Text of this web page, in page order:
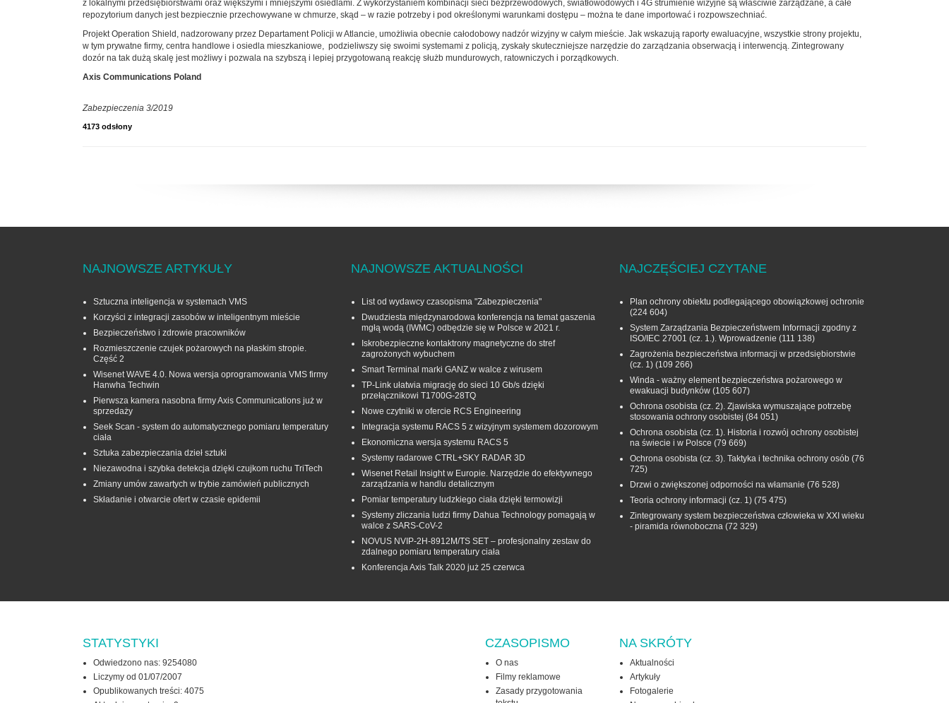
z lokalnymi przedsiębiorstwami oraz większymi i mniejszymi osiedlami. Z wykorzystaniem kombinacji sieci bezprzewodowych, światłowodowych i 4G strumienie wizyjne są właściwie zarządzane, a całe
repozytorium danych jest bezpiecznie przechowywane w chmurze, skąd – w razie potrzeby i pod określonymi warunkami dostępu – można te dane importować i rozpowszechniać.
Projekt Operation Shield, nadzorowany przez Departament Policji w Atlancie, umożliwia obecnie całodobowy nadzór wizyjny w całym mieście. Jak wskazują raporty ewaluacyjne, wszystkie strony projektu,
w tym prywatne firmy, centra handlowe i osiedla mieszkaniowe, podzieliwszy się swoimi systemami z policją, zyskały skuteczniejsze narzędzie do zarządzania obserwacją i interwencją. Zintegrowany
dozór na tak dużą skalę jest możliwy i pozwala na szybszą i lepiej przygotowaną reakcję służb mundurowych, ratowniczych i porządkowych.
Axis Communications Poland
Zabezpieczenia 3/2019
4173 odsłony
NAJNOWSZE ARTYKUŁY
Sztuczna inteligencja w systemach VMS
Korzyści z integracji zasobów w inteligentnym mieście
Bezpieczeństwo i zdrowie pracowników
Rozmieszczenie czujek pożarowych na płaskim stropie.
Część 2
Wisenet WAVE 4.0. Nowa wersja oprogramowania VMS firmy
Hanwha Techwin
Pierwsza kamera nasobna firmy Axis Communications już w
sprzedaży
Seek Scan - system do automatycznego pomiaru temperatury
ciała
Sztuka zabezpieczania dzieł sztuki
Niezawodna i szybka detekcja dzięki czujkom ruchu TriTech
Zmiany umów zawartych w trybie zamówień publicznych
Składanie i otwarcie ofert w czasie epidemii
NAJNOWSZE AKTUALNOŚCI
List od wydawcy czasopisma "Zabezpieczenia"
Dwudziesta międzynarodowa konferencja na temat gaszenia
mgłą wodą (IWMC) odbędzie się w Polsce w 2021 r.
Iskrobezpieczne kontaktrony magnetyczne do stref
zagrożonych wybuchem
Smart Terminal marki GANZ w walce z wirusem
TP-Link ułatwia migrację do sieci 10 Gb/s dzięki
przełącznikowi T1700G‑28TQ
Nowe czytniki w ofercie RCS Engineering
Integracja systemu RACS 5 z wizyjnym systemem dozorowym
Ekonomiczna wersja systemu RACS 5
Systemy radarowe CTRL+SKY RADAR 3D
Wisenet Retail Insight w Europie. Narzędzie do efektywnego
zarządzania w handlu detalicznym
Pomiar temperatury ludzkiego ciała dzięki termowizji
Systemy zliczania ludzi firmy Dahua Technology pomagają w
walce z SARS-CoV-2
NOVUS NVIP-2H-8912M/TS SET – profesjonalny zestaw do
zdalnego pomiaru temperatury ciała
Konferencja Axis Talk 2020 już 25 czerwca
NAJCZĘŚCIEJ CZYTANE
Plan ochrony obiektu podlegającego obowiązkowej ochronie
(224 604)
System Zarządzania Bezpieczeństwem Informacji zgodny z
ISO/IEC 27001 (cz. 1.). Wprowadzenie (111 138)
Zagrożenia bezpieczeństwa informacji w przedsiębiorstwie
(cz. 1) (109 266)
Winda - ważny element bezpieczeństwa pożarowego w
ewakuacji budynków (105 607)
Ochrona osobista (cz. 2). Zjawiska wymuszające potrzebę
stosowania ochrony osobistej (84 051)
Ochrona osobista (cz. 1). Historia i rozwój ochrony osobistej
na świecie i w Polsce (79 669)
Ochrona osobista (cz. 3). Taktyka i technika ochrony osób (76
725)
Drzwi o zwiększonej odporności na włamanie (76 528)
Teoria ochrony informacji (cz. 1) (75 475)
Zintegrowany system bezpieczeństwa człowieka w XXI wieku
- piramida równoboczna (72 329)
STATYSTYKI
Odwiedzono nas: 9254080
Liczymy od 01/07/2007
Opublikowanych treści: 4075
CZASOPISMO
O nas
Filmy reklamowe
Zasady przygotowania
NA SKRÓTY
Aktualności
Artykuły
Fotogalerie